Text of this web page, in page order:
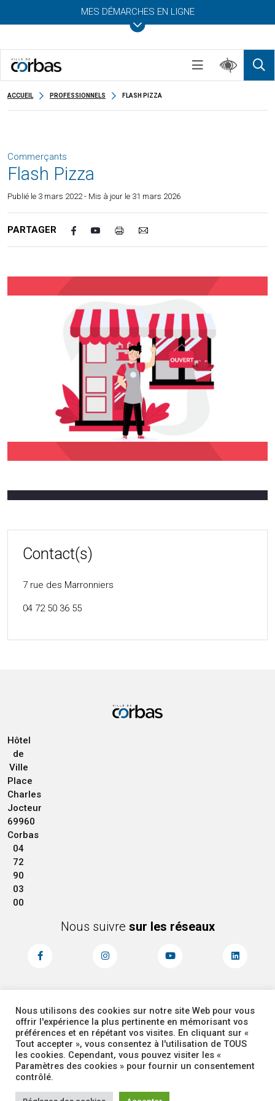
MES DÉMARCHES EN LIGNE
ACCUEIL PROFESSIONNELS FLASH PIZZA
Commerçants
Flash Pizza
Publié le 3 mars 2022- Mis à jour le 31 mars 2026
PARTAGER
Contact(s)
7 rue des Marronniers
04 72 50 36 55
Hôtel
de
Ville
Place
Charles
Jocteur
69960
Corbas
04
72
90
03
00
Nous suivre sur les réseaux
MENTIONS LÉGALES
PLAN DU SITE
ACCESSIBILITÉ
ADMINISTRATEUR
COOKIES
Nous utilisons des cookies sur notre site Web pour vous
offrir l'expérience la plus pertinente en mémorisant vos
préférences et en répétant vos visites. En cliquant sur «
Tout accepter », vous consentez à l'utilisation de TOUS
les cookies. Cependant, vous pouvez visiter les «
Paramètres des cookies » pour fournir un consentement
contrôlé.